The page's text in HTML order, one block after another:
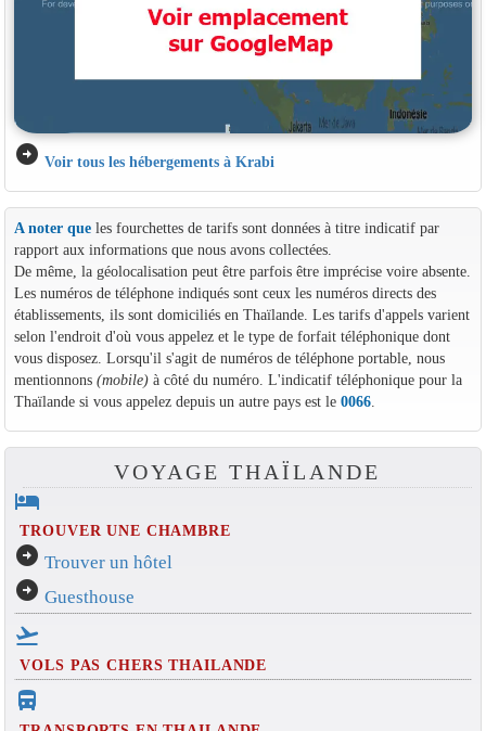
arrow_circle_right Voir tous les hébergements à Krabi
A noter queles fourchettes de tarifs sont données à titre indicatif par
rapport aux informations que nous avons collectées.
De même, la géolocalisation peut être parfois être imprécise voire absente.
Les numéros de téléphone indiqués sont ceux les numéros directs des
établissements, ils sont domiciliés en Thaïlande. Les tarifs d'appels varient
selon l'endroit d'où vous appelez et le type de forfait téléphonique dont
vous disposez. Lorsqu'il s'agit de numéros de téléphone portable, nous
mentionnons (mobile)à côté du numéro. L'indicatif téléphonique pour la
Thaïlande si vous appelez depuis un autre pays est le 0066.
VOYAGE THAÏLANDE
hotel
TROUVER UNE CHAMBRE
arrow_circle_right Trouver un hôtel
arrow_circle_right Guesthouse
flight_takeoff
VOLS PAS CHERS THAILANDE
directions_bus_filled